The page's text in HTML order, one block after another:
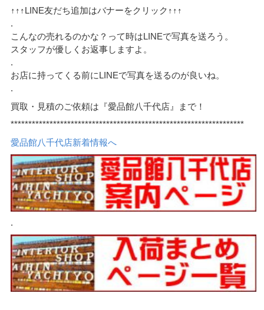
↑↑↑LINE友だち追加はバナーをクリック↑↑↑
.
こんなの売れるのかな？って時はLINEで写真を送ろう。
スタッフが優しくお返事しますよ。
.
お店に持ってくる前にLINEで写真を送るのが良いね。
.
買取・見積のご依頼は『愛品館八千代店』まで！
******************************************************************
愛品館八千代店新着情報へ
.